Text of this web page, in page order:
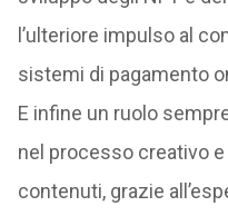
l’ulteriore impulso al
sistemi di pagamento
E infine un ruolo
nel processo creativo
contenuti, grazie